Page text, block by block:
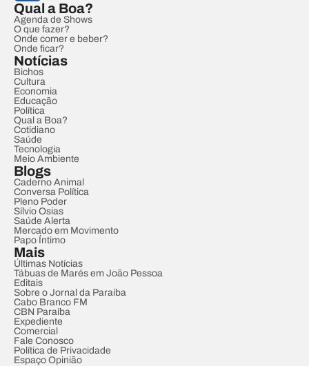
Qual a Boa?
Agenda de Shows
O que fazer?
Onde comer e beber?
Onde ficar?
Notícias
Bichos
Cultura
Economia
Educação
Política
Qual a Boa?
Cotidiano
Saúde
Tecnologia
Meio Ambiente
Blogs
Caderno Animal
Conversa Política
Pleno Poder
Sílvio Osias
Saúde Alerta
Mercado em Movimento
Papo Íntimo
Mais
Últimas Notícias
Tábuas de Marés em João Pessoa
Editais
Sobre o Jornal da Paraíba
Cabo Branco FM
CBN Paraíba
Expediente
Comercial
Fale Conosco
Política de Privacidade
Espaço Opinião